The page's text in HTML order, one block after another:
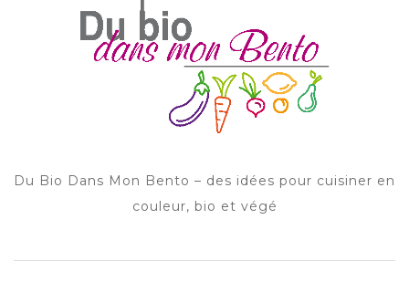
Du Bio Dans Mon Bento – des idées pour cuisiner en
couleur, bio et végé